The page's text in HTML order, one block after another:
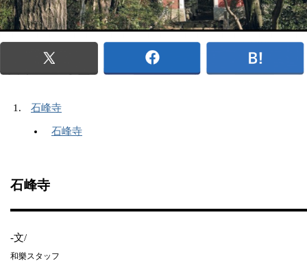
石峰寺
石峰寺
石峰寺
-文/
和樂スタッフ